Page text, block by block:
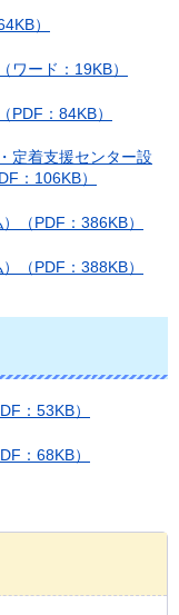
）
ワード：19KB）
PDF：84KB）
定着支援センター設
：106KB）
（PDF：386KB）
（PDF：388KB）
：53KB）
：68KB）